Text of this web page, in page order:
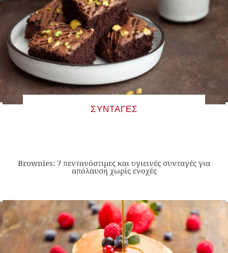
ΣΥΝΤΑΓΈΣ
Brownies: 7 πεντανόστιμες και υγιεινές συνταγές για
απόλαυση χωρίς ενοχές